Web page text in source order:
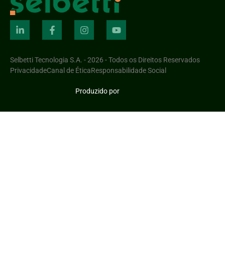
Selbetti Tecnologia S.A. - 2026 - Todos os Direitos Reservados
PrivacidadeCanal de ÉticaResponsabilidade Social
Produzido por